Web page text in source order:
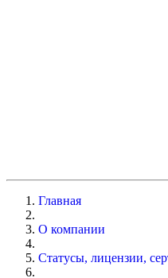
Главная
О компании
Статусы, лицензии,